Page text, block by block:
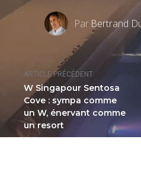
ARTICLE PRÉCÉDENT
W Singapour Sentosa
Cove : sympa comme
un W, énervant comme
un resort
Par Bertrand